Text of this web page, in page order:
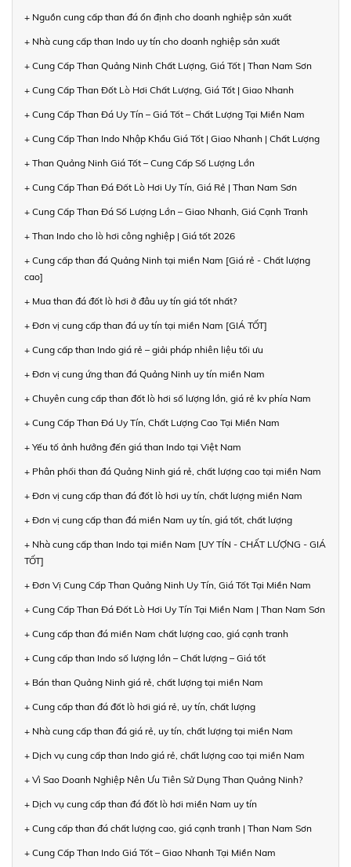
+ Nguồn cung cấp than đá ổn định cho doanh nghiệp sản xuất
+ Nhà cung cấp than Indo uy tín cho doanh nghiệp sản xuất
+ Cung Cấp Than Quảng Ninh Chất Lượng, Giá Tốt | Than Nam Sơn
+ Cung Cấp Than Đốt Lò Hơi Chất Lượng, Giá Tốt | Giao Nhanh
+ Cung Cấp Than Đá Uy Tín – Giá Tốt – Chất Lượng Tại Miền Nam
+ Cung Cấp Than Indo Nhập Khẩu Giá Tốt | Giao Nhanh | Chất Lượng
+ Than Quảng Ninh Giá Tốt – Cung Cấp Số Lượng Lớn
+ Cung Cấp Than Đá Đốt Lò Hơi Uy Tín, Giá Rẻ | Than Nam Sơn
+ Cung Cấp Than Đá Số Lượng Lớn – Giao Nhanh, Giá Cạnh Tranh
+ Than Indo cho lò hơi công nghiệp | Giá tốt 2026
+ Cung cấp than đá Quảng Ninh tại miền Nam [Giá rẻ - Chất lượng
cao]
+ Mua than đá đốt lò hơi ở đâu uy tín giá tốt nhất?
+ Đơn vị cung cấp than đá uy tín tại miền Nam [GIÁ TỐT]
+ Cung cấp than Indo giá rẻ – giải pháp nhiên liệu tối ưu
+ Đơn vị cung ứng than đá Quảng Ninh uy tín miền Nam
+ Chuyên cung cấp than đốt lò hơi số lượng lớn, giá rẻ kv phía Nam
+ Cung Cấp Than Đá Uy Tín, Chất Lượng Cao Tại Miền Nam
+ Yếu tố ảnh hưởng đến giá than Indo tại Việt Nam
+ Phân phối than đá Quảng Ninh giá rẻ, chất lượng cao tại miền Nam
+ Đơn vị cung cấp than đá đốt lò hơi uy tín, chất lượng miền Nam
+ Đơn vị cung cấp than đá miền Nam uy tín, giá tốt, chất lượng
+ Nhà cung cấp than Indo tại miền Nam [UY TÍN - CHẤT LƯỢNG - GIÁ
TỐT]
+ Đơn Vị Cung Cấp Than Quảng Ninh Uy Tín, Giá Tốt Tại Miền Nam
+ Cung Cấp Than Đá Đốt Lò Hơi Uy Tín Tại Miền Nam | Than Nam Sơn
+ Cung cấp than đá miền Nam chất lượng cao, giá cạnh tranh
+ Cung cấp than Indo số lượng lớn – Chất lượng – Giá tốt
+ Bán than Quảng Ninh giá rẻ, chất lượng tại miền Nam
+ Cung cấp than đá đốt lò hơi giá rẻ, uy tín, chất lượng
+ Nhà cung cấp than đá giá rẻ, uy tín, chất lượng tại miền Nam
+ Dịch vụ cung cấp than Indo giá rẻ, chất lượng cao tại miền Nam
+ Vì Sao Doanh Nghiệp Nên Ưu Tiên Sử Dụng Than Quảng Ninh?
+ Dịch vụ cung cấp than đá đốt lò hơi miền Nam uy tín
+ Cung cấp than đá chất lượng cao, giá cạnh tranh | Than Nam Sơn
+ Cung Cấp Than Indo Giá Tốt – Giao Nhanh Tại Miền Nam